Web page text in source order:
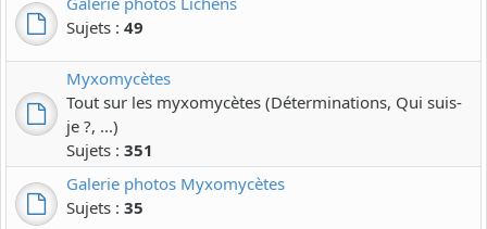
Sujets : 49
Myxomycètes
Tout sur les myxomycètes (Déterminations, Qui suis-
je ?, ...)
Sujets : 351
Galerie photos Myxomycètes
Sujets : 35